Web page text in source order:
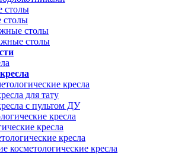
столы
столы
столы
столы
кресла
для тату
с пультом ДУ
кресла
кресла
кресла
косметологические кресла